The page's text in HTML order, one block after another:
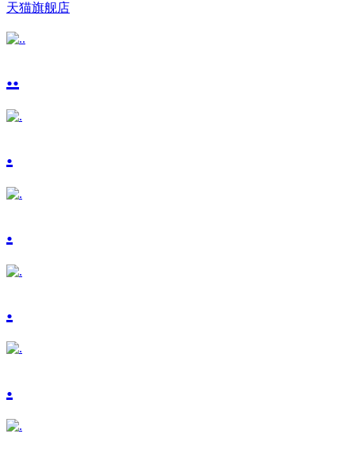
天猫旗舰店
..
.
.
.
.